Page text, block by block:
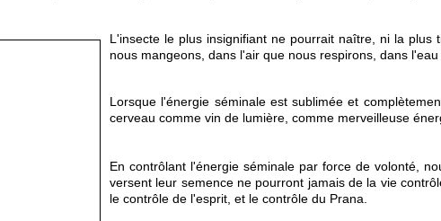
L'insecte le plus insignifiant ne pourrait naître, ni la
nous mangeons, dans l'air que nous respirons, dans
Lorsque l'énergie séminale est sublimée et
cerveau comme vin de lumière, comme merveilleuse
En contrôlant l'énergie séminale par force de volonté,
versent leur semence ne pourront jamais de la vie
le contrôle de l'esprit, et le contrôle du Prana.